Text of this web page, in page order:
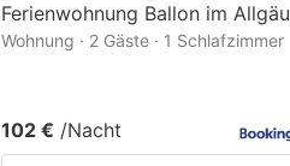
Ferienwohnung Ballon im Allgäu
Wohnung · 2 Gäste · 1 Schlafzimmer
102 € /Nacht